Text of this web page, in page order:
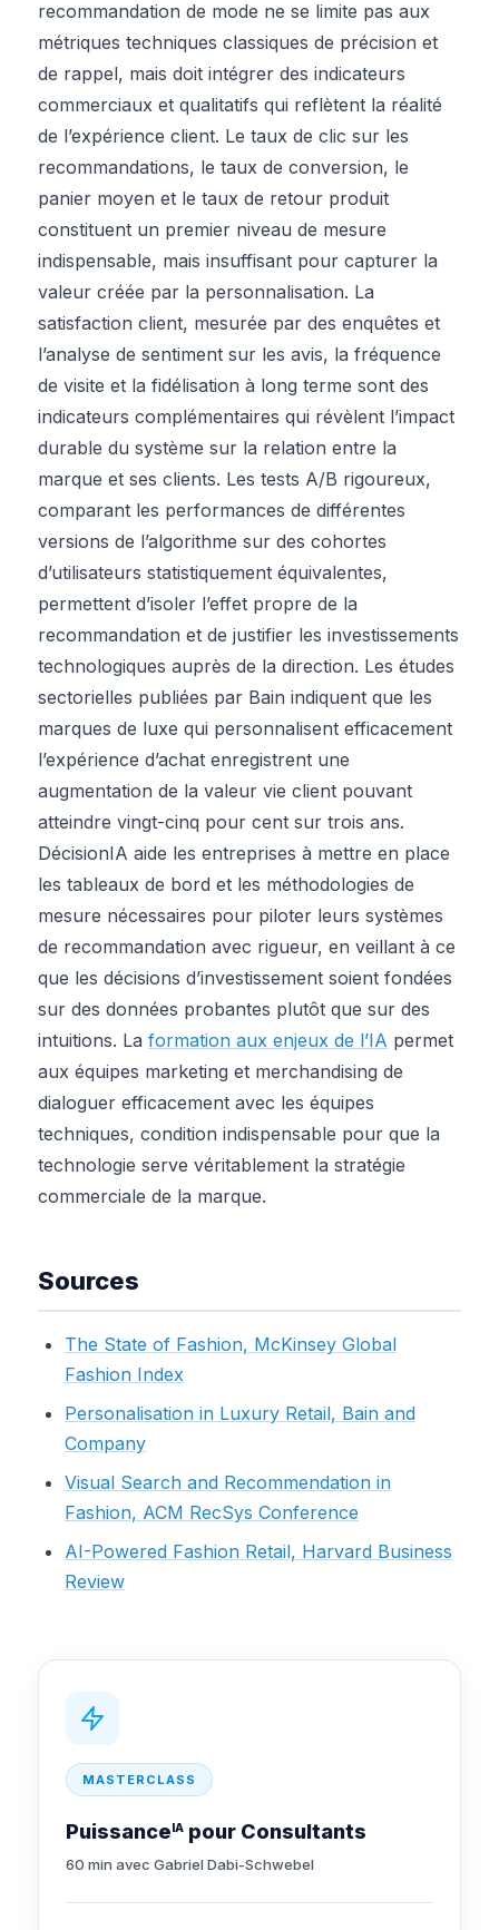
recommandation de mode ne se limite pas aux
métriques techniques classiques de précision et
de rappel, mais doit intégrer des indicateurs
commerciaux et qualitatifs qui reflètent la réalité
de l’expérience client. Le taux de clic sur les
recommandations, le taux de conversion, le
panier moyen et le taux de retour produit
constituent un premier niveau de mesure
indispensable, mais insuffisant pour capturer la
valeur créée par la personnalisation. La
satisfaction client, mesurée par des enquêtes et
l’analyse de sentiment sur les avis, la fréquence
de visite et la fidélisation à long terme sont des
indicateurs complémentaires qui révèlent l’impact
durable du système sur la relation entre la
marque et ses clients. Les tests A/B rigoureux,
comparant les performances de différentes
versions de l’algorithme sur des cohortes
d’utilisateurs statistiquement équivalentes,
permettent d’isoler l’effet propre de la
recommandation et de justifier les investissements
technologiques auprès de la direction. Les études
sectorielles publiées par Bain indiquent que les
marques de luxe qui personnalisent efficacement
l’expérience d’achat enregistrent une
augmentation de la valeur vie client pouvant
atteindre vingt-cinq pour cent sur trois ans.
DécisionIA aide les entreprises à mettre en place
les tableaux de bord et les méthodologies de
mesure nécessaires pour piloter leurs systèmes
de recommandation avec rigueur, en veillant à ce
que les décisions d’investissement soient fondées
sur des données probantes plutôt que sur des
intuitions. La formation aux enjeux de l’IA permet
aux équipes marketing et merchandising de
dialoguer efficacement avec les équipes
techniques, condition indispensable pour que la
technologie serve véritablement la stratégie
commerciale de la marque.
Sources
The State of Fashion, McKinsey Global
Fashion Index
Personalisation in Luxury Retail, Bain and
Company
Visual Search and Recommendation in
Fashion, ACM RecSys Conference
AI-Powered Fashion Retail, Harvard Business
Review
MASTERCLASS
Puissance IA pour Consultants
60 min avec Gabriel Dabi-Schwebel